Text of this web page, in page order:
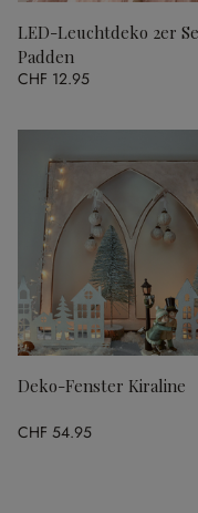
LED-Leuchtdeko 2er
Padden
CHF 12.95
Deko-Fenster Kiraline
CHF 54.95